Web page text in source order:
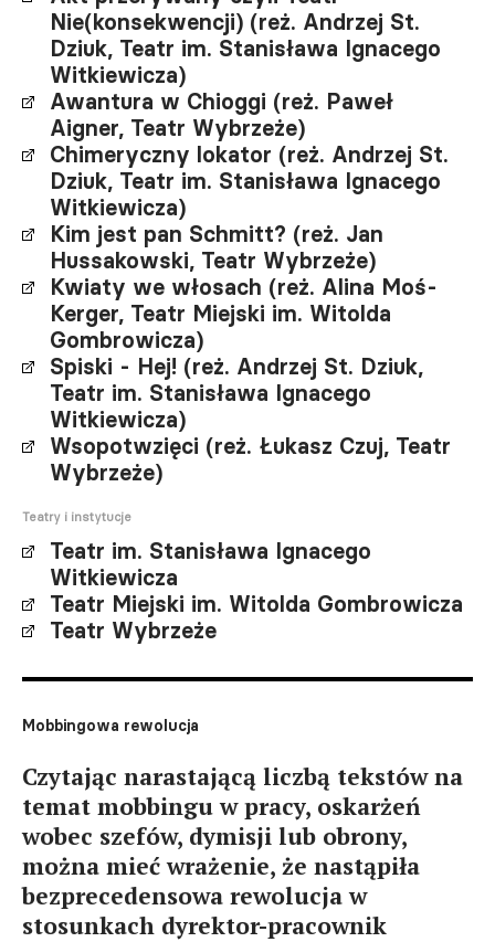
Nie(konsekwencji) (reż. Andrzej St.
Dziuk, Teatr im. Stanisława Ignacego
Witkiewicza)
Awantura w Chioggi (reż. Paweł
Aigner, Teatr Wybrzeże)
Chimeryczny lokator (reż. Andrzej St.
Dziuk, Teatr im. Stanisława Ignacego
Witkiewicza)
Kim jest pan Schmitt? (reż. Jan
Hussakowski, Teatr Wybrzeże)
Kwiaty we włosach (reż. Alina Moś-
Kerger, Teatr Miejski im. Witolda
Gombrowicza)
Spiski - Hej! (reż. Andrzej St. Dziuk,
Teatr im. Stanisława Ignacego
Witkiewicza)
Wsopotwzięci (reż. Łukasz Czuj, Teatr
Wybrzeże)
Teatry i instytucje
Teatr im. Stanisława Ignacego
Witkiewicza
Teatr Miejski im. Witolda Gombrowicza
Teatr Wybrzeże
Mobbingowa rewolucja
Czytając narastającą liczbą tekstów na
temat mobbingu w pracy, oskarżeń
wobec szefów, dymisji lub obrony,
można mieć wrażenie, że nastąpiła
bezprecedensowa rewolucja w
stosunkach dyrektor-pracownik